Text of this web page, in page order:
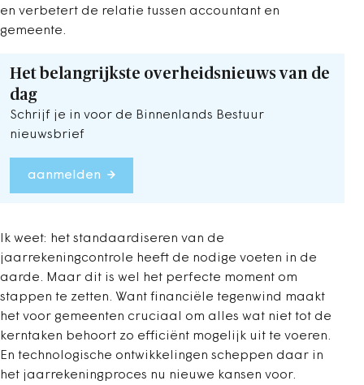
en verbetert de relatie tussen accountant en
gemeente.
Het belangrijkste overheidsnieuws van de
dag
Schrijf je in voor de Binnenlands Bestuur
nieuwsbrief
aanmelden
Ik weet: het standaardiseren van de
jaarrekeningcontrole heeft de nodige voeten in de
aarde. Maar dit is wel het perfecte moment om
stappen te zetten. Want financiële tegenwind maakt
het voor gemeenten cruciaal om alles wat niet tot de
kerntaken behoort zo efficiënt mogelijk uit te voeren.
En technologische ontwikkelingen scheppen daar in
het jaarrekeningproces nu nieuwe kansen voor.